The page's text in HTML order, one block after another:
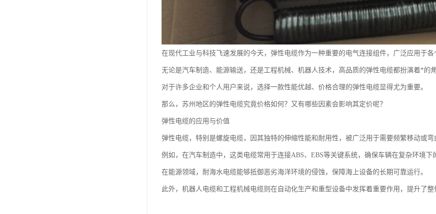
在现代工业与科技飞速发展的今天，弹性电缆作为一种重要的电气连接组件，广泛应用于各
无论是汽车制造、能源输送，还是工程机械、机器人技术，高品质的弹性电缆都扮演着*的
对于许多企业和个人用户来说，选择一款性能优越、价格合理的弹性电缆显得尤为重要。
那么，苏州地区的弹性电缆究竟价格如何？又有哪些因素会影响其定价呢？
弹性电缆的应用与价值
弹性电缆，特别是螺旋电缆，因其独特的伸缩性能和耐用性，被广泛用于需要频繁移动或弯
例如，在汽车制造中，这类电缆常用于连接ABS、EBS等关键系统，确保车辆在复杂环境下
在能源领域，耐海水电缆能够抵御恶劣海洋环境的侵蚀，保障海上设备的长期可靠运行。
此外，机器人电缆和工程机械电缆则在自动化生产和重型设备中发挥着重要作用，提升了